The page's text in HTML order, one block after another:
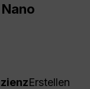
Nano
Erstellen